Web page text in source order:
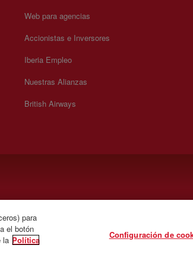
Web para agencias
Accionistas e Inversores
Iberia Empleo
Nuestras Alianzas
British Airways
para
el botón
la Política
Configuración de